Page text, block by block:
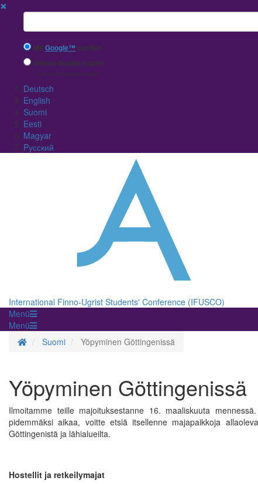
✖
Suchbegriff
MitGoogle™ suchen
Interne Suche nutzen
(eingeschränkte Ergebnisqualität)
Deutsch
English
Suomi
Eesti
Magyar
Pусский
International Finno-Ugrist Students' Conference (IFUSCO)
Menü
Menü
Startseite
Suomi Yöpyminen Göttingenissä
Yöpyminen Göttingenissä
Ilmoitamme teille majoituksestanne 16. maaliskuuta
pidemmäksi aikaa, voitte etsiä itsellenne majapaikkoja
Göttingenistä ja lähialueilta.
Hostellit ja retkeilymajat